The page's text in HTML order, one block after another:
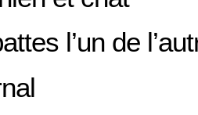
l’un de